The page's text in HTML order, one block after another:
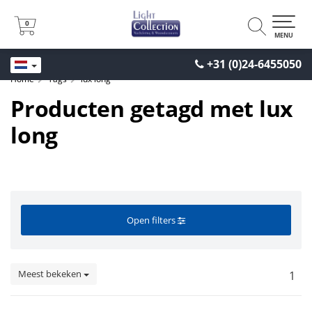
+31 (0)24-6455050
0
0
MENU
Home Tags lux long
Producten getagd met lux
long
Open filters
Meest bekeken 1